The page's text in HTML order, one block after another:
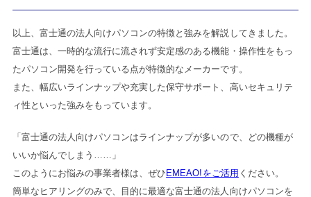
以上、富士通の法人向けパソコンの特徴と強みを解説してきました。
富士通は、一時的な流行に流されず安定感のある機能・操作性をもっ
たパソコン開発を行っている点が特徴的なメーカーです。
また、幅広いラインナップや充実した保守サポート、高いセキュリテ
ィ性といった強みをもっています。
「富士通の法人向けパソコンはラインナップが多いので、どの機種が
いいか悩んでしまう……」
このようにお悩みの事業者様は、ぜひEMEAO!をご活用 ください。
簡単なヒアリングのみで、目的に最適な富士通の法人向けパソコンを